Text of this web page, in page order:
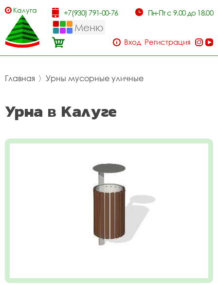
Калуга +7(930) 791-00-76 Пн-Пт с 9.00 до 18.00
Меню
Вход Регистрация
Главная 〉 Урны мусорные уличные
Урна в Калуге